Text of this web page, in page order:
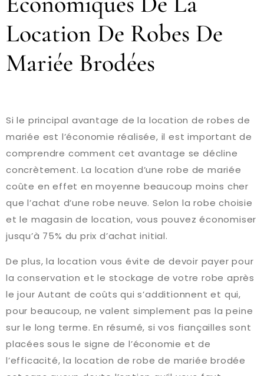
Location De Robes De
Mariée Brodées
Si le principal avantage de la location de robes de
mariée est l’économie réalisée, il est important de
comprendre comment cet avantage se décline
concrètement. La location d’une robe de mariée
coûte en effet en moyenne beaucoup moins cher
que l’achat d’une robe neuve. Selon la robe choisie
et le magasin de location, vous pouvez économiser
jusqu’à 75% du prix d’achat initial.
De plus, la location vous évite de devoir payer pour
la conservation et le stockage de votre robe après
le jour Autant de coûts qui s’additionnent et qui,
pour beaucoup, ne valent simplement pas la peine
sur le long terme. En résumé, si vos fiançailles sont
placées sous le signe de l’économie et de
l’efficacité, la location de robe de mariée brodée